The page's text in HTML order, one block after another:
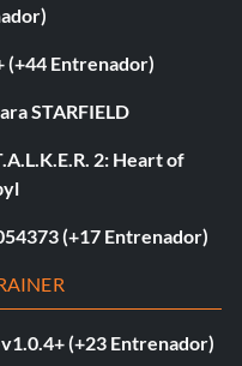
(+44 Entrenador)
STARFIELD
2: Heart of
(+17 Entrenador)
(+23 Entrenador)